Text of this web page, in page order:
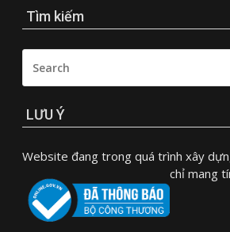
Tìm kiếm
FOR:
LƯU Ý
Website đang trong quá trình xây
chỉ mang